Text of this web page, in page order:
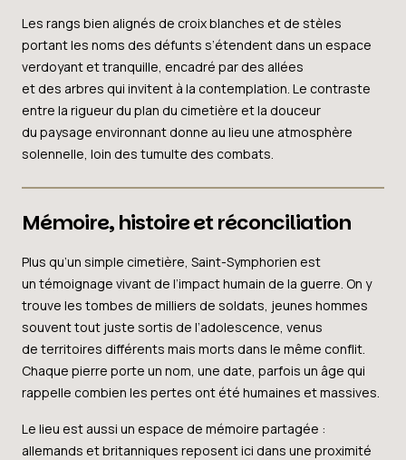
Les rangs bien alignés de croix blanches et de stèles
portant les noms des défunts s’étendent dans un espace
verdoyant et tranquille, encadré par des allées
et des arbres qui invitent à la contemplation. Le contraste
entre la rigueur du plan du cimetière et la douceur
du paysage environnant donne au lieu une atmosphère
solennelle, loin des tumulte des combats.
Mémoire, histoire et réconciliation
Plus qu’un simple cimetière, Saint-Symphorien est
un témoignage vivant de l’impact humain de la guerre. On y
trouve les tombes de milliers de soldats, jeunes hommes
souvent tout juste sortis de l’adolescence, venus
de territoires différents mais morts dans le même conflit.
Chaque pierre porte un nom, une date, parfois un âge qui
rappelle combien les pertes ont été humaines et massives.
Le lieu est aussi un espace de mémoire partagée :
allemands et britanniques reposent ici dans une proximité